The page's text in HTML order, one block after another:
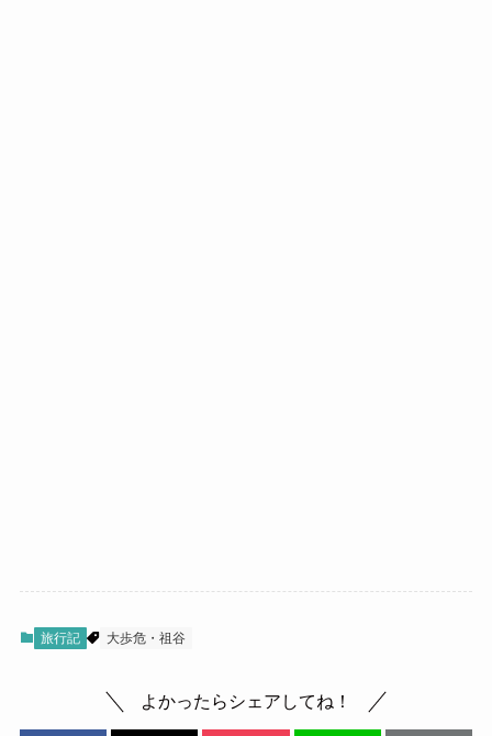
旅行記 大歩危・祖谷
よかったらシェアしてね！